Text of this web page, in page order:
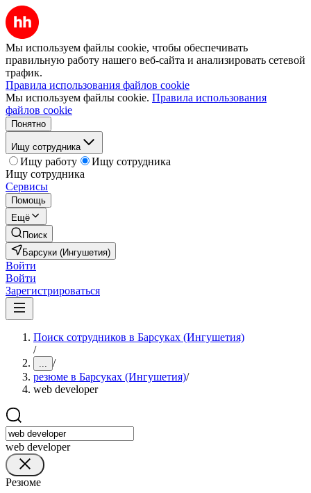
Мы используем файлы cookie, чтобы обеспечивать
правильную работу нашего веб-сайта и анализировать сетевой
трафик.
Правила использования файлов cookie
Мы используем файлы cookie. Правила использования
файлов cookie
Понятно
Ищу сотрудника
Ищу работу
Ищу сотрудника
Ищу сотрудника
Сервисы
Помощь
Ещё
Поиск
Барсуки (Ингушетия)
Войти
Войти
Зарегистрироваться
Поиск сотрудников в Барсуках (Ингушетия)
/
... /
резюме в Барсуках (Ингушетия)/
web developer
web developer
Резюме